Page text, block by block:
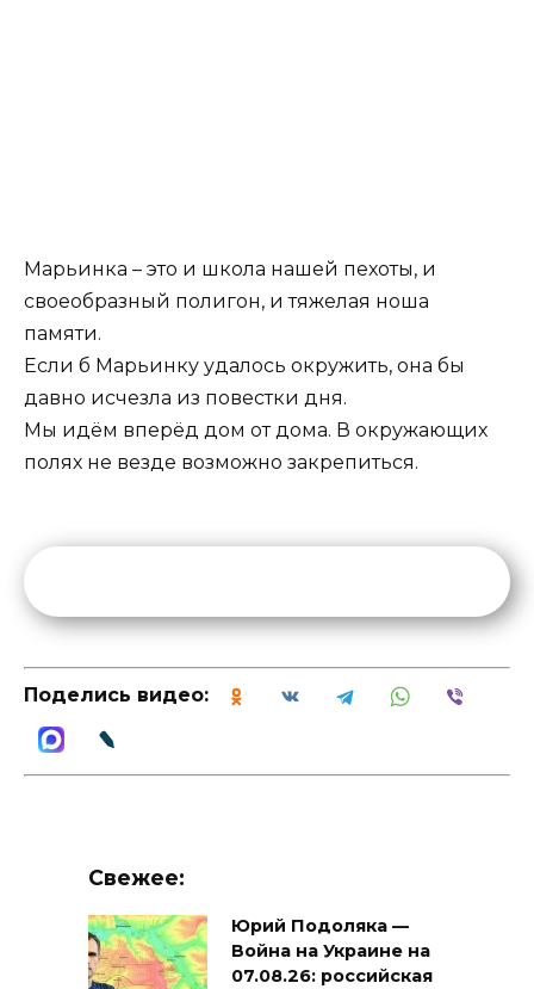
Марьинка – это и школа нашей пехоты, и
своеобразный полигон, и тяжелая ноша
памяти.
Если б Марьинку удалось окружить, она бы
давно исчезла из повестки дня.
Мы идём вперёд дом от дома. В окружающих
полях не везде возможно закрепиться.
Поделись видео:
Свежее:
Юрий Подоляка —
Война на Украине на
07.08.26: российская